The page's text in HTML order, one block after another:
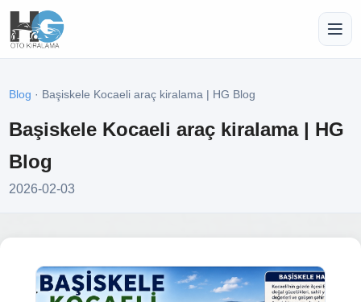
Blog · Başiskele Kocaeli araç kiralama | HG Blog
Başiskele Kocaeli araç kiralama | HG
Blog
2026-02-03